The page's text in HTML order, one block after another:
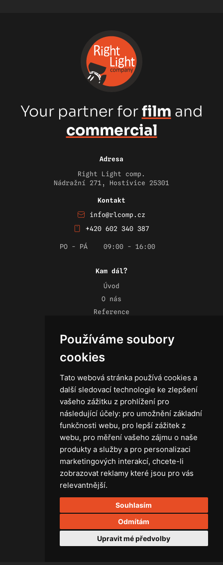
Používáme soubory
cookies
Tato webová stránka používá cookies a
další sledovací technologie ke zlepšení
vašeho zážitku z prohlížení pro
následující účely: pro umožnění základní
funkčnosti webu, pro lepší zážitek z
webu, pro měření vašeho zájmu o naše
produkty a služby a pro personalizaci
marketingových interakcí, chcete-li
zobrazovat reklamy které jsou pro vás
relevantnější.
Souhlasím
Odmítám
Upravit mé předvolby
Your partner forfilm and
commercial
Adresa
Right Light comp.
Nádražní 271, Hostivice 25301
Kontakt
info@rlcomp.cz
+420 602 340 387
PO - PÁ 09:00 - 16:00
Kam dál?
Úvod
O nás
Reference
Kontakt
Obchodní podmínky
Zásady ochrany osobních údajů
Technika
Světla
Příslušenství ke světlům
Osvětlovací technika GRIP
Baterie
Stativy
Ostatní
Rozvaděče a kabely
Spotřební materiál
Z75 MISC. (RŮZNÉ) Accessories